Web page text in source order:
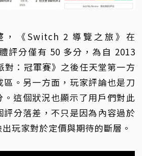
，《Switch 2 導覽之旅》在
評分僅有 50 多分，為自 2013
：冠軍賽》之後任天堂第一方
。另一方面，玩家評論也是刀
這個狀況也顯示了用戶們對此
分落差，不只是因為內容過於
玩家對於定價與期待的斷層。